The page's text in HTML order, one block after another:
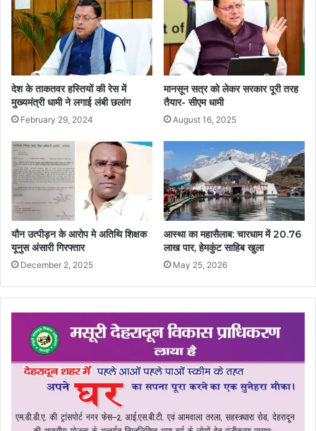
देश के ताकतवर हस्तियों की रेस में
मुख्यमंत्री धामी ने लगाई लंबी छलांग
February 29, 2024
मानसून सत्र को लेकर सरकार पूरी तरह
तैयार- सीएम धामी
August 16, 2025
यौन उत्पीड़न के आरोप मे अतिथि शिक्षक
यूनुस अंसारी गिरफ्तार
December 2, 2025
आस्था का महासैलाब: चारधाम में 20.76
लाख पार, हेमकुंट साहिब खुला
May 25, 2026